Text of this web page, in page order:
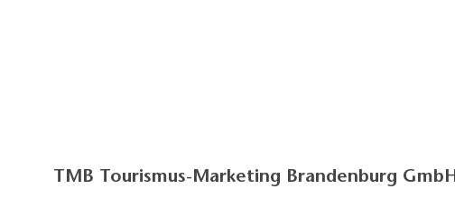
TMB Tourismus-Marketing Brandenburg GmbH